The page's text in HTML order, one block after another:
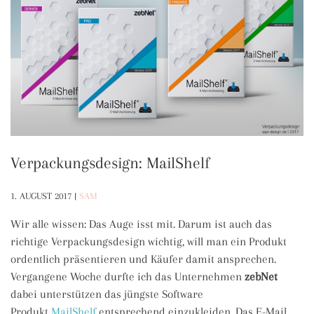
Verpackungsdesign: MailShelf
1. AUGUST 2017 | SAM
Wir alle wissen: Das Auge isst mit. Darum ist auch das
richtige Verpackungsdesign wichtig, will man ein Produkt
ordentlich präsentieren und Käufer damit ansprechen.
Vergangene Woche durfte ich das Unternehmen zebNet
dabei unterstützen das jüngste Software